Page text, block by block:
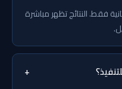
يستغرق عادةً من 15 إلى 30 ثانية فقط. النتائج تظهر مباشرة
+